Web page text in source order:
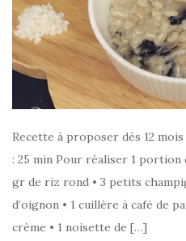
Recette à proposer dès 12
: 25 min Pour réaliser 1
gr de riz rond • 3 petits
d’oignon • 1 cuillère à café de
crème • 1 noisette de […]